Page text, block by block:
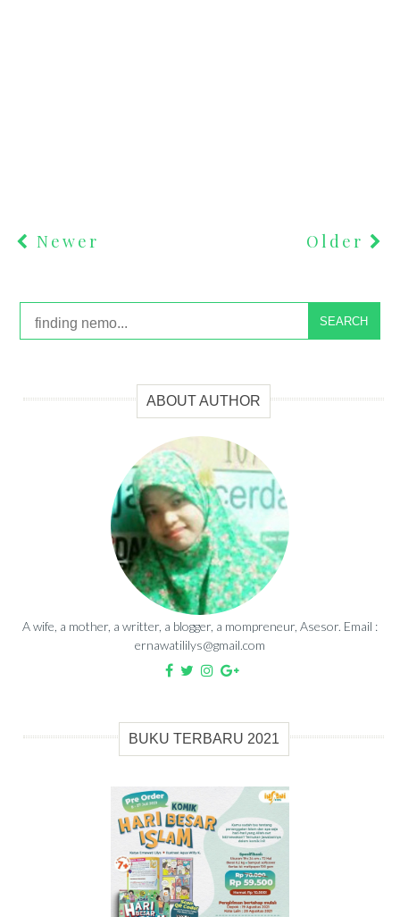
Newer Older
SEARCH
ABOUT AUTHOR
A wife, a mother, a writter, a blogger, a mompreneur, Asesor. Email :
ernawatililys@gmail.com
BUKU TERBARU 2021